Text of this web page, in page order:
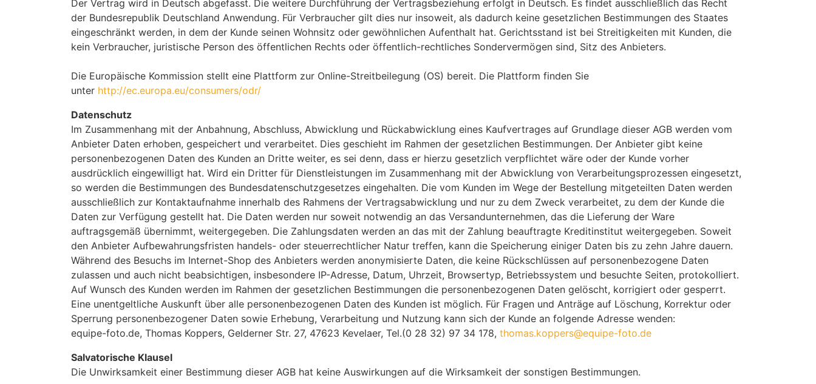
Der Vertrag wird in Deutsch abgefasst. Die weitere Durchführung der Vertragsbeziehung erfolgt in Deutsch. Es findet ausschließlich das Recht
der Bundesrepublik Deutschland Anwendung. Für Verbraucher gilt dies nur insoweit, als dadurch keine gesetzlichen Bestimmungen des Staates
eingeschränkt werden, in dem der Kunde seinen Wohnsitz oder gewöhnlichen Aufenthalt hat. Gerichtsstand ist bei Streitigkeiten mit Kunden, die
kein Verbraucher, juristische Person des öffentlichen Rechts oder öffentlich-rechtliches Sondervermögen sind, Sitz des Anbieters.
Die Europäische Kommission stellt eine Plattform zur Online-Streitbeilegung (OS) bereit. Die Plattform finden Sie
unter http://ec.europa.eu/consumers/odr/
Datenschutz
Im Zusammenhang mit der Anbahnung, Abschluss, Abwicklung und Rückabwicklung eines Kaufvertrages auf Grundlage dieser AGB werden vom
Anbieter Daten erhoben, gespeichert und verarbeitet. Dies geschieht im Rahmen der gesetzlichen Bestimmungen. Der Anbieter gibt keine
personenbezogenen Daten des Kunden an Dritte weiter, es sei denn, dass er hierzu gesetzlich verpflichtet wäre oder der Kunde vorher
ausdrücklich eingewilligt hat. Wird ein Dritter für Dienstleistungen im Zusammenhang mit der Abwicklung von Verarbeitungsprozessen eingesetzt,
so werden die Bestimmungen des Bundesdatenschutzgesetzes eingehalten. Die vom Kunden im Wege der Bestellung mitgeteilten Daten werden
ausschließlich zur Kontaktaufnahme innerhalb des Rahmens der Vertragsabwicklung und nur zu dem Zweck verarbeitet, zu dem der Kunde die
Daten zur Verfügung gestellt hat. Die Daten werden nur soweit notwendig an das Versandunternehmen, das die Lieferung der Ware
auftragsgemäß übernimmt, weitergegeben. Die Zahlungsdaten werden an das mit der Zahlung beauftragte Kreditinstitut weitergegeben. Soweit
den Anbieter Aufbewahrungsfristen handels- oder steuerrechtlicher Natur treffen, kann die Speicherung einiger Daten bis zu zehn Jahre dauern.
Während des Besuchs im Internet-Shop des Anbieters werden anonymisierte Daten, die keine Rückschlüssen auf personenbezogene Daten
zulassen und auch nicht beabsichtigen, insbesondere IP-Adresse, Datum, Uhrzeit, Browsertyp, Betriebssystem und besuchte Seiten, protokolliert.
Auf Wunsch des Kunden werden im Rahmen der gesetzlichen Bestimmungen die personenbezogenen Daten gelöscht, korrigiert oder gesperrt.
Eine unentgeltliche Auskunft über alle personenbezogenen Daten des Kunden ist möglich. Für Fragen und Anträge auf Löschung, Korrektur oder
Sperrung personenbezogener Daten sowie Erhebung, Verarbeitung und Nutzung kann sich der Kunde an folgende Adresse wenden:
equipe-foto.de, Thomas Koppers, Gelderner Str. 27, 47623 Kevelaer, Tel.(0 28 32) 97 34 178, thomas.koppers@equipe-foto.de
Salvatorische Klausel
Die Unwirksamkeit einer Bestimmung dieser AGB hat keine Auswirkungen auf die Wirksamkeit der sonstigen Bestimmungen.